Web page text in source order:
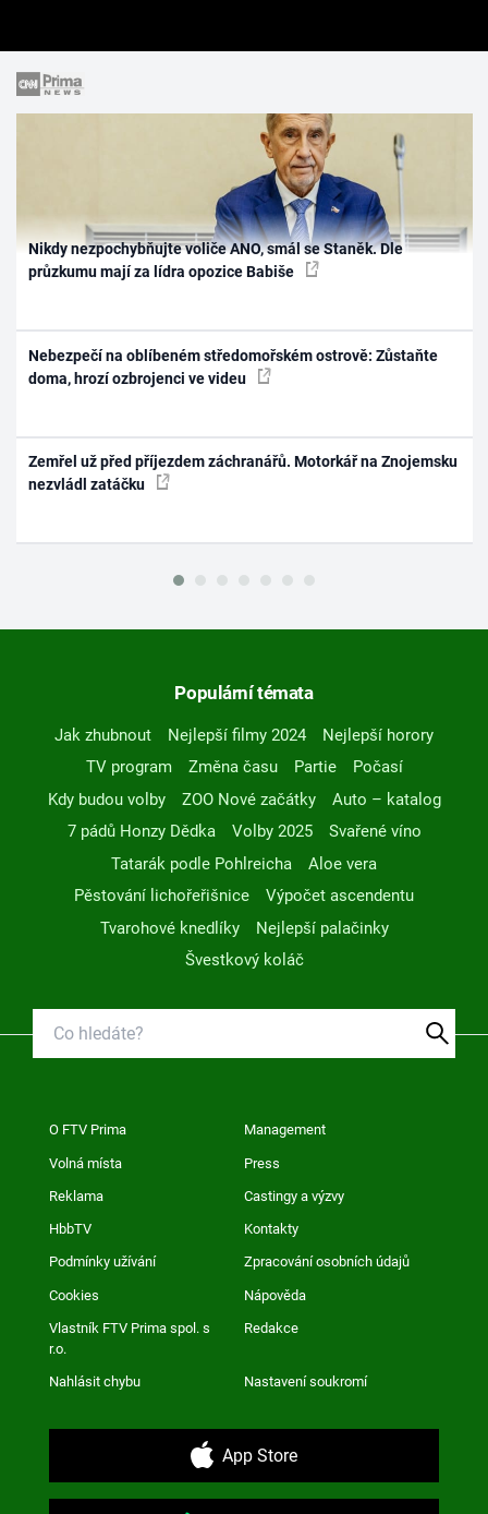
Nikdy nezpochybňujte voliče ANO, smál se Staněk. Dle
průzkumu mají za lídra opozice Babiše
Nebezpečí na oblíbeném středomořském ostrově: Zůstaňte
doma, hrozí ozbrojenci ve videu
Zemřel už před příjezdem záchranářů. Motorkář na Znojemsku
nezvládl zatáčku
Populární témata
Jak zhubnout Nejlepší filmy 2024
Nejlepší horory
TV program
Změna času Partie
Počasí
Kdy budou volby
ZOO Nové začátky
Auto – katalog
7 pádů Honzy Dědka
Volby 2025
Svařené víno
Tatarák podle Pohlreicha
Aloe vera
Pěstování lichořeřišnice
Výpočet ascendentu
Tvarohové knedlíky
Nejlepší palačinky
Švestkový koláč
O FTV Prima Management
Volná místa Press
Reklama Castingy a výzvy
HbbTV Kontakty
Podmínky užívání Zpracování osobních údajů
Cookies Nápověda
Vlastník FTV Prima spol. s
r.o.
Redakce
Nahlásit chybu Nastavení soukromí
App Store